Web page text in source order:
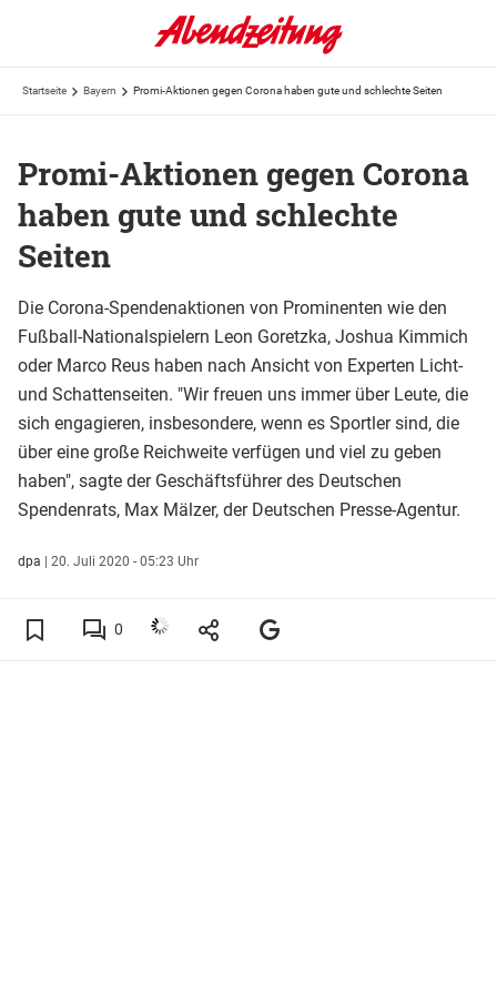
Startseite Bayern Promi-Aktionen gegen Corona haben gute und schlechte Seiten
Promi-Aktionen gegen Corona
haben gute und schlechte
Seiten
Die Corona-Spendenaktionen von Prominenten wie den
Fußball-Nationalspielern Leon Goretzka, Joshua Kimmich
oder Marco Reus haben nach Ansicht von Experten Licht-
und Schattenseiten. "Wir freuen uns immer über Leute, die
sich engagieren, insbesondere, wenn es Sportler sind, die
über eine große Reichweite verfügen und viel zu geben
haben", sagte der Geschäftsführer des Deutschen
Spendenrats, Max Mälzer, der Deutschen Presse-Agentur.
dpa | 20. Juli 2020 - 05:23 Uhr
0